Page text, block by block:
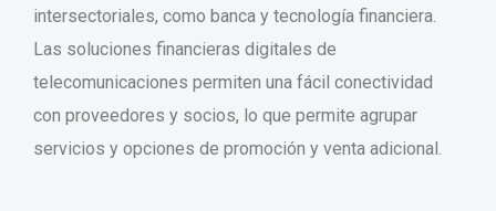
intersectoriales, como banca y tecnología financiera.
Las soluciones financieras digitales de
telecomunicaciones permiten una fácil conectividad
con proveedores y socios, lo que permite agrupar
servicios y opciones de promoción y venta adicional.